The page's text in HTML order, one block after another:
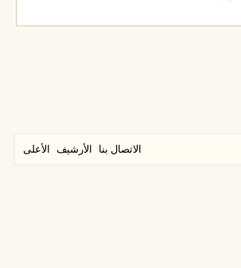
الاتصال بنا الأرشيف الأعلى